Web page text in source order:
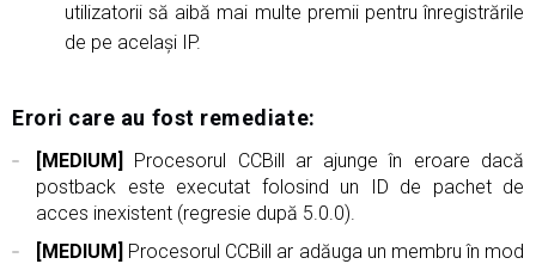
utilizatorii să aibă mai multe premii pentru înregistrările
de pe același IP.
Erori care au fost remediate:
[MEDIUM]
Procesorul CCBill ar ajunge în eroare dacă
postback este executat folosind un ID de pachet de
acces inexistent (regresie după 5.0.0).
[MEDIUM] Procesorul CCBill ar adăuga un membru în mod